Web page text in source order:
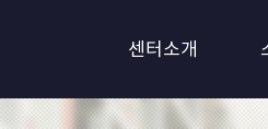
센터소개